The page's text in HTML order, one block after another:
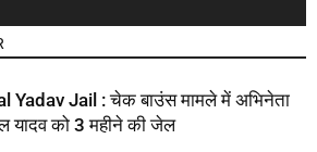
Yadav Jail : चेक बाउंस मामले में अभिनेता
यादव को 3 महीने की जेल